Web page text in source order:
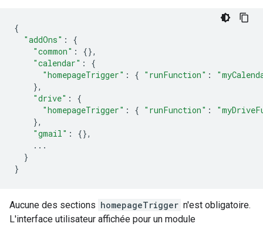
{
"addOns" :
{
"common" :
{},
"calendar" :
{
"homepageTrigger" : { "runFunction" :
},
"drive" :
{
"homepageTrigger" : { "runFunction" :
},
"gmail" :
{},
...
}
}
Aucune des sections homepageTrigger n'est obligatoire.
L'interface utilisateur affichée pour un module